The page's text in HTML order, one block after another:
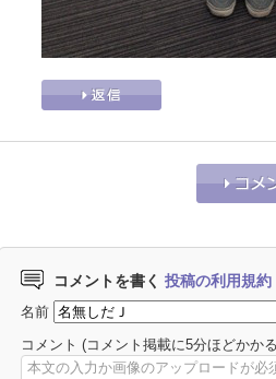
コメントを書く 投稿の利用規約
名前
コメント (コメント掲載に5分ほどかか